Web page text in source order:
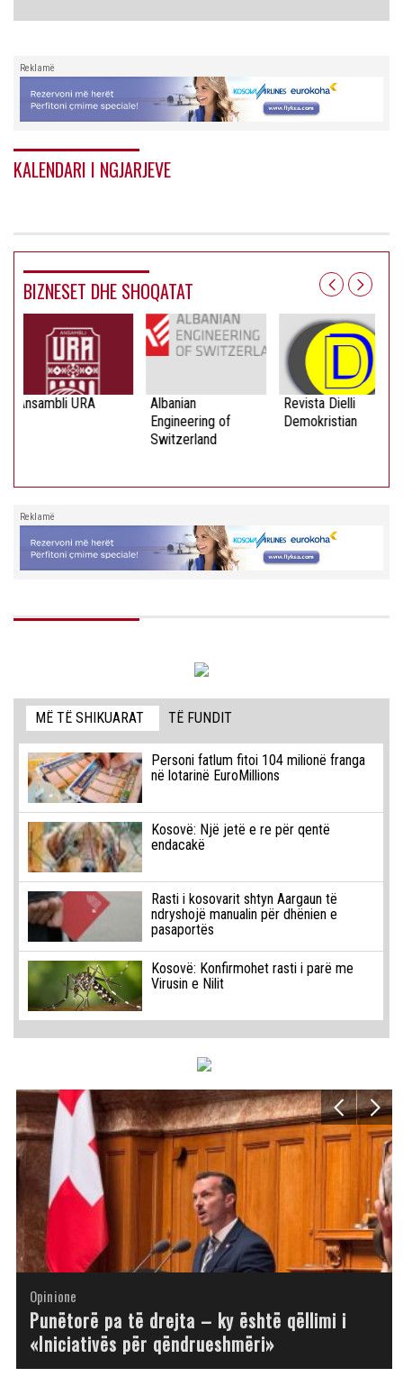
Reklamë
KALENDARI I NGJARJEVE
BIZNESET DHE SHOQATAT
Ansambli URA
Albanian
Engineering of
Switzerland
Revista Dielli
Demokristian
Reklamë
MË TË SHIKUARAT TË FUNDIT
Personi fatlum fitoi 104 milionë franga
në lotarinë EuroMillions
Kosovë: Një jetë e re për qentë
endacakë
Rasti i kosovarit shtyn Aargaun të
ndryshojë manualin për dhënien e
pasaportës
Kosovë: Konfirmohet rasti i parë me
Virusin e Nilit
Opinione
Opinione
Punëtorë pa të drejta – ky është qëllimi i
«Iniciativës për qëndrueshmëri»
Opinione
Opinione
Opinione
Opinione
Opinione
Opinione